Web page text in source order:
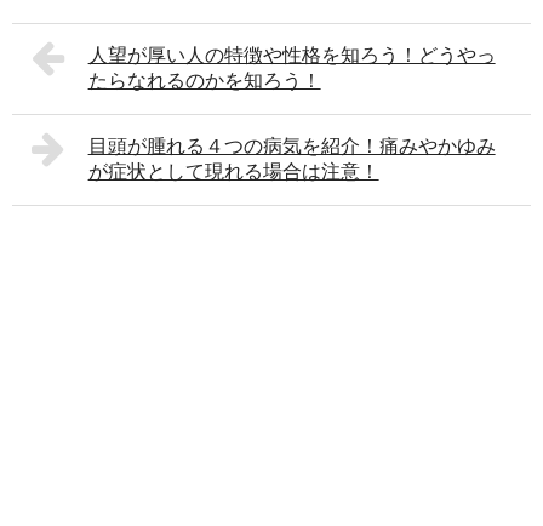
人望が厚い人の特徴や性格を知ろう！どうやっ
たらなれるのかを知ろう！
目頭が腫れる４つの病気を紹介！痛みやかゆみ
が症状として現れる場合は注意！